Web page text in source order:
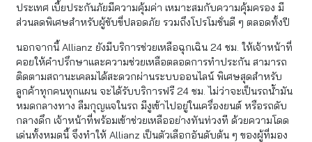
ประเทศ เบี้ยประกันภัยมีความคุ้มค่า เหมาะสมกับความคุ้มครอง มี
ส่วนลดพิเศษสำหรับผู้ขับขี่ปลอดภัย รวมถึงโปรโมชั่นดี ๆ ตลอดทั้งปี
นอกจากนี้ Allianz ยังมีบริการช่วยเหลือฉุกเฉิน 24 ชม. ให้เจ้าหน้าที่
คอยให้คำปรึกษาและความช่วยเหลือตลอดการทำประกัน สามารถ
ติดตามสถานะเคลมได้สะดวกผ่านระบบออนไลน์ พิเศษสุดสำหรับ
ลูกค้าทุกคนทุกแผน จะได้รับบริการฟรี 24 ชม. ไม่ว่าจะเป็นรถน้ำมัน
หมดกลางทาง ลืมกุญแจในรถ มีงูเข้าไปอยู่ในเครื่องยนต์ หรือรถดับ
กลางดึก เจ้าหน้าที่พร้อมเข้าช่วยเหลืออย่างทันท่วงที ด้วยความโดด
เด่นทั้งหมดนี้ จึงทำให้ Allianz เป็นตัวเลือกอันดับต้น ๆ ของผู้ที่มอง